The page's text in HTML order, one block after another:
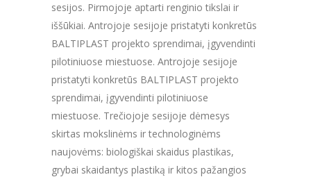
sesijos. Pirmojoje aptarti renginio tikslai ir
iššūkiai. Antrojoje sesijoje pristatyti konkretūs
BALTIPLAST projekto sprendimai, įgyvendinti
pilotiniuose miestuose. Antrojoje sesijoje
pristatyti konkretūs BALTIPLAST projekto
sprendimai, įgyvendinti pilotiniuose
miestuose. Trečiojoje sesijoje dėmesys
skirtas mokslinėms ir technologinėms
naujovėms: biologiškai skaidus plastikas,
grybai skaidantys plastiką ir kitos pažangios